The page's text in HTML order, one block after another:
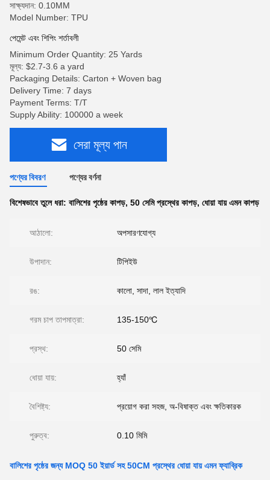
সাক্ষ্যদান: 0.10MM
Model Number: TPU
পেমেন্ট এবং শিপিং শর্তাবলী
Minimum Order Quantity: 25 Yards
মূল্য: $2.7-3.6 a yard
Packaging Details: Carton + Woven bag
Delivery Time: 7 days
Payment Terms: T/T
Supply Ability: 100000 a week
সেরা মূল্য পান
পণ্যের বিবরণ পণ্যের বর্ণনা
বিশেষভাবে তুলে ধরা: বালিশের পৃষ্ঠের কাপড়, 50 সেমি প্রস্থের কাপড়, ধোয়া যায় এমন কাপড়
আঠালো: অপসারণযোগ্য
উপাদান: টিপিইউ
রঙ: কালো, সাদা, লাল ইত্যাদি
গরম চাপ তাপমাত্রা: 135-150℃
প্রস্থ: 50 সেমি
ধোয়া যায়: হ্যাঁ
বৈশিষ্ট্য: প্রয়োগ করা সহজ, অ-বিষাক্ত এবং ক্ষতিকারক
পুরুত্ব: 0.10 মিমি
বালিশের পৃষ্ঠের জন্য MOQ 50 ইয়ার্ড সহ 50CM প্রস্থের ধোয়া যায় এমন ফ্যাব্রিক